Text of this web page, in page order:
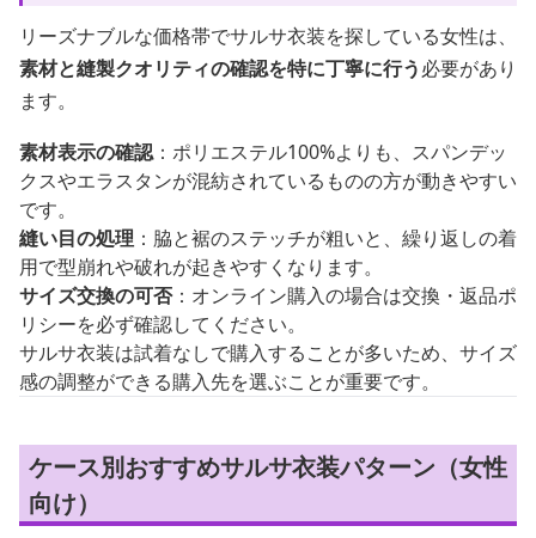
リーズナブルな価格帯でサルサ衣装を探している女性は、
素材と縫製クオリティの確認を特に丁寧に行う必要があり
ます。
素材表示の確認：ポリエステル100%よりも、スパンデッ
クスやエラスタンが混紡されているものの方が動きやすい
です。
縫い目の処理 ：脇と裾のステッチが粗いと、繰り返しの着
用で型崩れや破れが起きやすくなります。
サイズ交換の可否：オンライン購入の場合は交換・返品ポ
リシーを必ず確認してください。
サルサ衣装は試着なしで購入することが多いため、サイズ
感の調整ができる購入先を選ぶことが重要です。
ケース別おすすめサルサ衣装パターン（女性
向け）